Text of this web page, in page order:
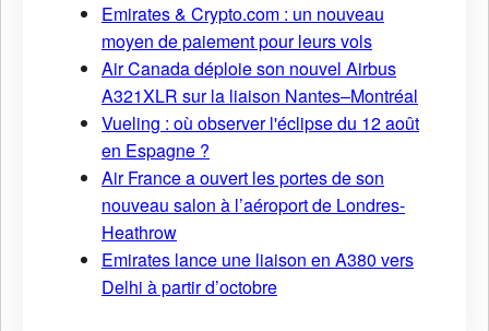
Emirates & Crypto.com : un nouveau
moyen de paiement pour leurs vols
Air Canada déploie son nouvel Airbus
A321XLR sur la liaison Nantes–Montréal
Vueling : où observer l'éclipse du 12 août
en Espagne ?
Air France a ouvert les portes de son
nouveau salon à l’aéroport de Londres-
Heathrow
Emirates lance une liaison en A380 vers
Delhi à partir d’octobre